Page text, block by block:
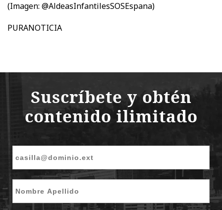
(Imagen: @AldeasInfantilesSOSEspana)
PURANOTICIA